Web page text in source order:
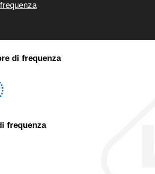
di frequenza
frequenza